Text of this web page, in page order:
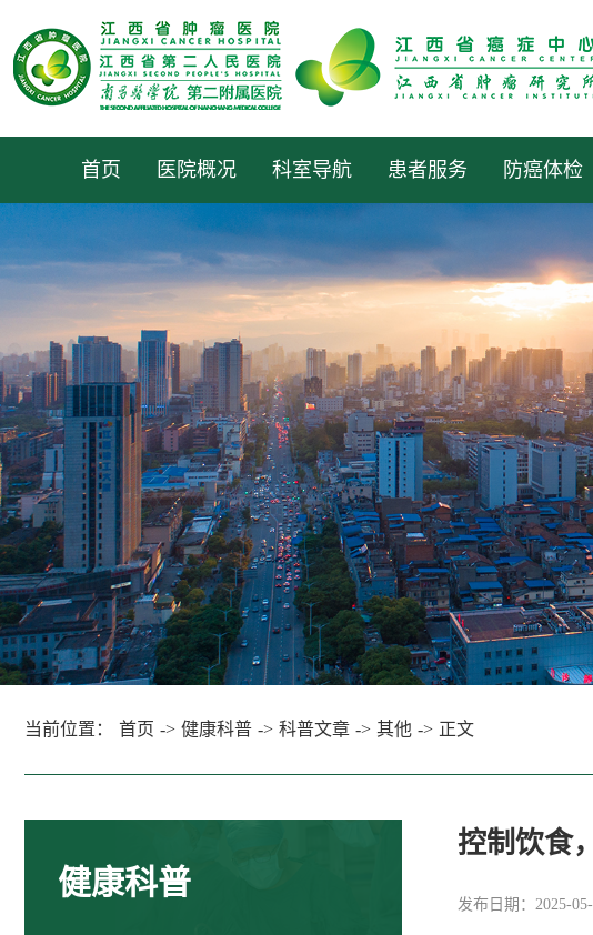
首页 医院概况 科室导航 患者服务 防癌体检
当前位置： 首页 -> 健康科普 -> 科普文章 -> 其他 -> 正文
健康科普
控制饮食
发布日期：2025-